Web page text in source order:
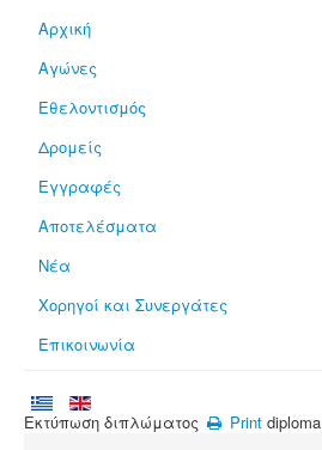
Αρχική
Αγώνες
Εθελοντισμός
Δρομείς
Εγγραφές
Αποτελέσματα
Νέα
Χορηγοί και Συνεργάτες
Επικοινωνία
Εκτύπωση διπλώματος Print diploma